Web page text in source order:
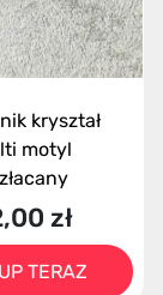
kryształ
motyl
zł
TERAZ